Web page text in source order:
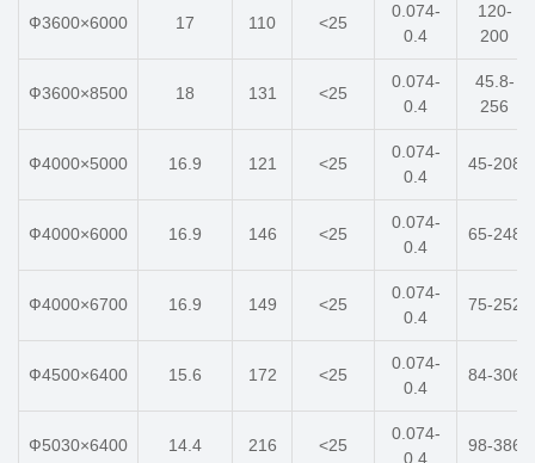
Ф3600×6000 17 110 <25
0.074-
0.4
120-
200
Ф3600×8500 18 131 <25
0.074-
0.4
45.8-
256
Ф4000×5000 16.9 121 <25
0.074-
0.4
45-208
Ф4000×6000 16.9 146 <25
0.074-
0.4
65-248
Ф4000×6700 16.9 149 <25
0.074-
0.4
75-252
Ф4500×6400 15.6 172 <25
0.074-
0.4
84-306
Ф5030×6400 14.4 216 <25
0.074-
0.4
98-386